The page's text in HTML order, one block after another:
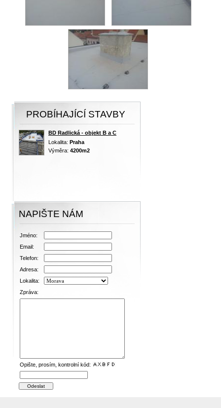
PROBÍHAJÍCÍ STAVBY
BD Radlická - objekt B a C
Lokalita: Praha
Výměra: 4200m2
NAPIŠTE NÁM
Jméno:
Email:
Telefon:
Adresa:
Lokalita:
Zpráva:
Opište, prosím, kontrolní kód: